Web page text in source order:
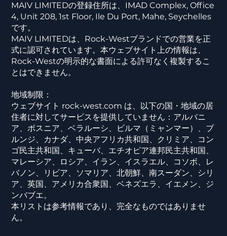
MAIV LIMITEDの登録住所は、IMAD Complex, Office
4, Unit 208, 1st Floor, Ile Du Port, Mahe, Seychelles
です。
MAIV LIMITEDは、Rock-Westブランドでの営業を正
式に認可されています。本ウェブサイト上の情報は、
Rock-Westの明示的な書面による許可なく複製するこ
とはできません。
地域制限：
ウェブサイト rock-west.com は、以下の国・地域の居
住者に対してサービスを提供していません：アルバニ
ア、ボスニア、ベラルーシ、ビルマ（ミャンマー）、ブ
ルンジ、カナダ、中央アフリカ共和国、クリミア、コン
ゴ民主共和国、キューバ、エチオピア連邦民主共和国、
マレーシア、ロシア、イラン、イスラエル、コソボ、レ
バノン、リビア、ソマリア、北朝鮮、南スーダン、シリ
ア、英国、アメリカ合衆国、ベネズエラ、イエメン、ジ
ンバブエ。
本リストは参考情報であり、完全なものではありませ
ん。